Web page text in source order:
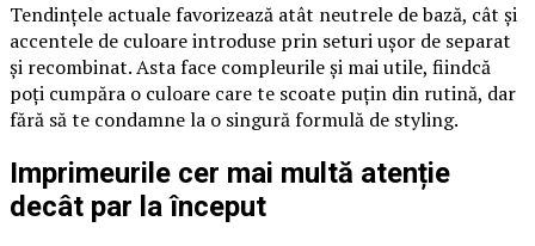
Tendințele actuale favorizează atât neutrele de bază, cât și
accentele de culoare introduse prin seturi ușor de separat
și recombinat. Asta face compleurile și mai utile, fiindcă
poți cumpăra o culoare care te scoate puțin din rutină, dar
fără să te condamne la o singură formulă de styling.
Imprimeurile cer mai multă atenție
decât par la început